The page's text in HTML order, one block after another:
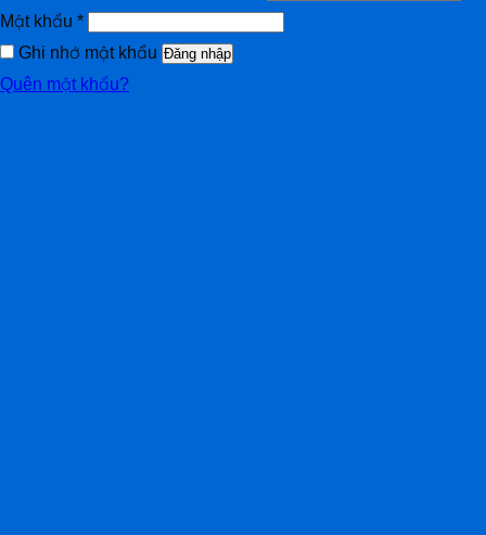
Mật khẩu *
Ghi nhớ mật khẩu Đăng nhập
Quên mật khẩu?